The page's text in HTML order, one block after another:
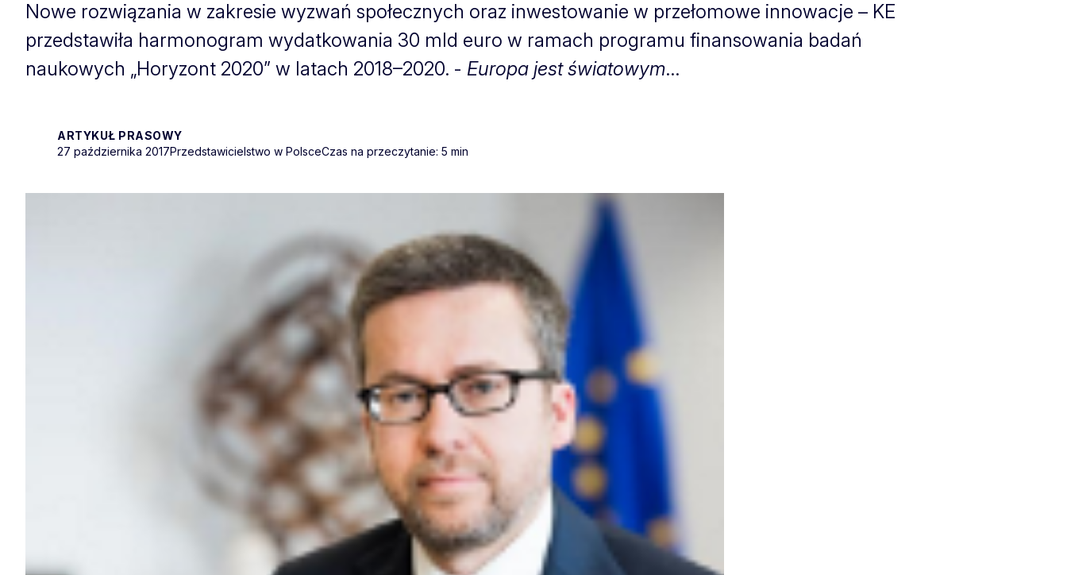
Nowe rozwiązania w zakresie wyzwań społecznych oraz inwestowanie w przełomowe innowacje – KE
przedstawiła harmonogram wydatkowania 30 mld euro w ramach programu finansowania badań
naukowych „Horyzont 2020” w latach 2018–2020. - Europa jest światowym...
ARTYKUŁ PRASOWY
27 października 2017Przedstawicielstwo w PolsceCzas na przeczytanie: 5 min